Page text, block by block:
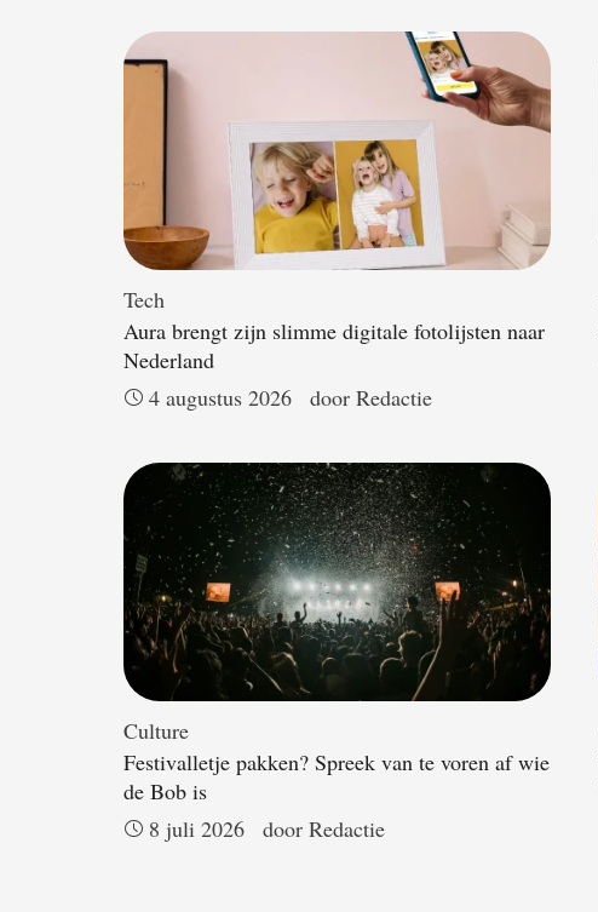
Tech
Aura brengt zijn slimme digitale fotolijsten naar
Nederland
4 augustus 2026
door Redactie
Culture
Festivalletje pakken? Spreek van te voren af wie
de Bob is
8 juli 2026
door Redactie